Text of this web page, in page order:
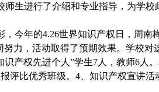
生进行了介绍和专业指导，为学校
今年的4.26世界知识产权日，周南
力，活动取得了预期效果。学校对
产权先进个人”学生7人，教师6人
评比优秀班级。4、知识产权宣讲活